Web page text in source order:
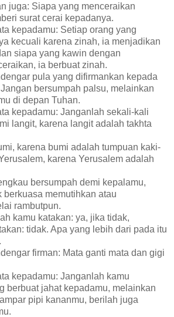
juga: Siapa yang menceraikan
surat cerai kepadanya.
kepadamu: Setiap orang yang
kecuali karena zinah, ia menjadikan
siapa yang kawin dengan
ia berbuat zinah.
pula yang difirmankan kepada
bersumpah palsu, melainkan
di depan Tuhan.
kepadamu: Janganlah sekali-kali
langit, karena langit adalah takhta
karena bumi adalah tumpuan kaki-
karena Yerusalem adalah
bersumpah demi kepalamu,
berkuasa memutihkan atau
rambutpun.
kamu katakan: ya, jika tidak,
tidak. Apa yang lebih dari pada itu
firman: Mata ganti mata dan gigi
kepadamu: Janganlah kamu
berbuat jahat kepadamu, melainkan
pipi kananmu, berilah juga